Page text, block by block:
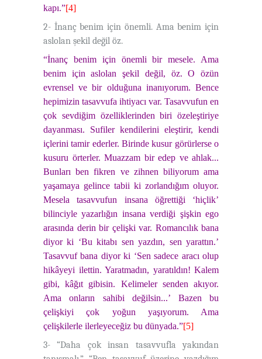
kapı.”[4]
2- İnanç benim için önemli. Ama benim için
aslolan şekil değil öz.
“İnanç benim için önemli bir mesele. Ama
benim için aslolan şekil değil, öz. O özün
evrensel ve bir olduğuna inanıyorum. Bence
hepimizin tasavvufa ihtiyacı var. Tasavvufun en
çok sevdiğim özelliklerinden biri özeleştiriye
dayanması. Sufiler kendilerini eleştirir, kendi
içlerini tamir ederler. Birinde kusur görürlerse o
kusuru örterler. Muazzam bir edep ve ahlak...
Bunları ben fikren ve zihnen biliyorum ama
yaşamaya gelince tabii ki zorlandığım oluyor.
Mesela tasavvufun insana öğrettiği ‘hiçlik’
bilinciyle yazarlığın insana verdiği şişkin ego
arasında derin bir çelişki var. Romancılık bana
diyor ki ‘Bu kitabı sen yazdın, sen yarattın.’
Tasavvuf bana diyor ki ‘Sen sadece aracı olup
hikâyeyi ilettin. Yaratmadın, yaratıldın! Kalem
gibi, kâğıt gibisin. Kelimeler senden akıyor.
Ama onların sahibi değilsin...’ Bazen bu
çelişkiyi çok yoğun yaşıyorum. Ama
çelişkilerle ilerleyeceğiz bu dünyada.”[5]
3- “Daha çok insan tasavvufla yakından